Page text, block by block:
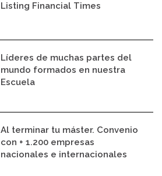
Listing Financial Times
Líderes de muchas partes del
mundo formados en nuestra
Escuela
Al terminar tu máster. Convenio
con + 1.200 empresas
nacionales e internacionales